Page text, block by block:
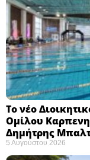
Το νέο
Ομίλου
Δημήτρης
5 Αυγούστου 2026